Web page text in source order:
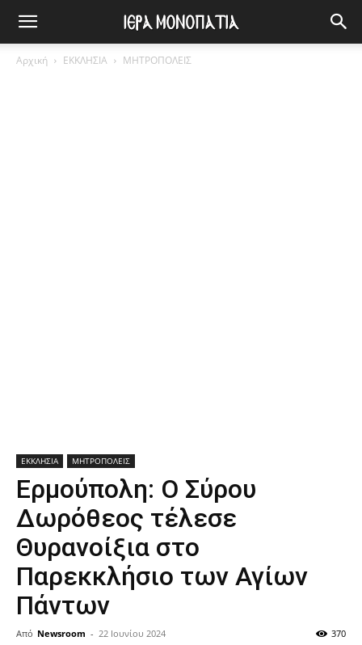
Αρχική ΕΚΚΛΗΣΙΑ ΜΗΤΡΟΠΟΛΕΙΣ
ΕΚΚΛΗΣΙΑ ΜΗΤΡΟΠΟΛΕΙΣ
Ερμούπολη: Ο Σύρου
Δωρόθεος τέλεσε
Θυρανοίξια στο
Παρεκκλήσιο των Αγίων
Πάντων
Από Newsroom - 22 Ιουνίου 2024 370